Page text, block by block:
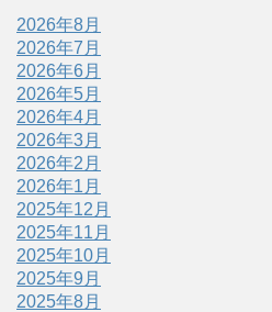
2026年8月
2026年7月
2026年6月
2026年5月
2026年4月
2026年3月
2026年2月
2026年1月
2025年12月
2025年11月
2025年10月
2025年9月
2025年8月